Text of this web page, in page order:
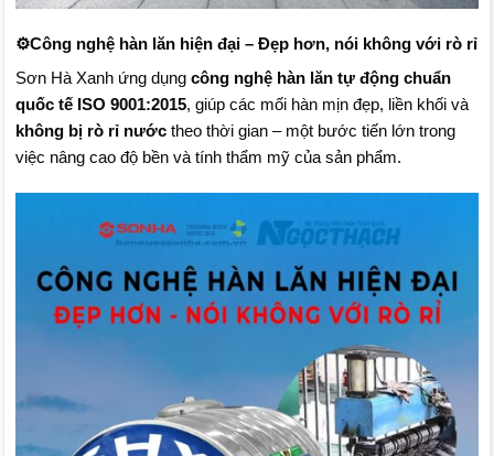
⚙️Công nghệ hàn lăn hiện đại – Đẹp hơn, nói không với rò rỉ
Sơn Hà Xanh ứng dụng công nghệ hàn lăn tự động chuẩn
quốc tế ISO 9001:2015, giúp các mối hàn mịn đẹp, liền khối và
không bị rò rỉ nướctheo thời gian – một bước tiến lớn trong
việc nâng cao độ bền và tính thẩm mỹ của sản phẩm.